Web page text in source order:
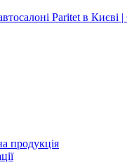
продукція